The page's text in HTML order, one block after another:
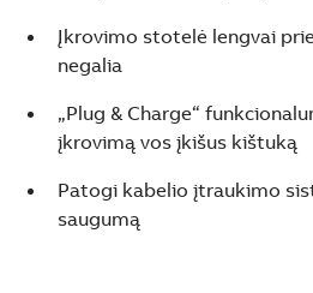
Įkrovimo stotelė lengvai
negalia
„Plug & Charge“
įkrovimą vos įkišus kištuką
Patogi kabelio įtraukimo
saugumą